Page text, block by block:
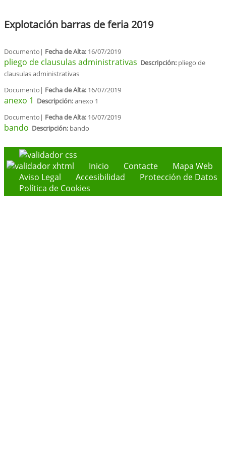
Explotación barras de feria 2019
Documento| Fecha de Alta: 16/07/2019
pliego de clausulas administrativas Descripción: pliego de
clausulas administrativas
Documento| Fecha de Alta: 16/07/2019
anexo 1 Descripción:anexo 1
Documento| Fecha de Alta: 16/07/2019
bando Descripción: bando
Inicio Contacte
Mapa Web
Aviso Legal
Accesibilidad
Protección de Datos
Política de Cookies